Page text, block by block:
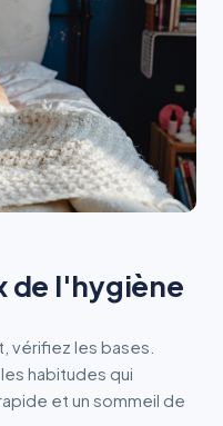
de l'hygiène
vérifiez les bases.
habitudes qui
et un sommeil de